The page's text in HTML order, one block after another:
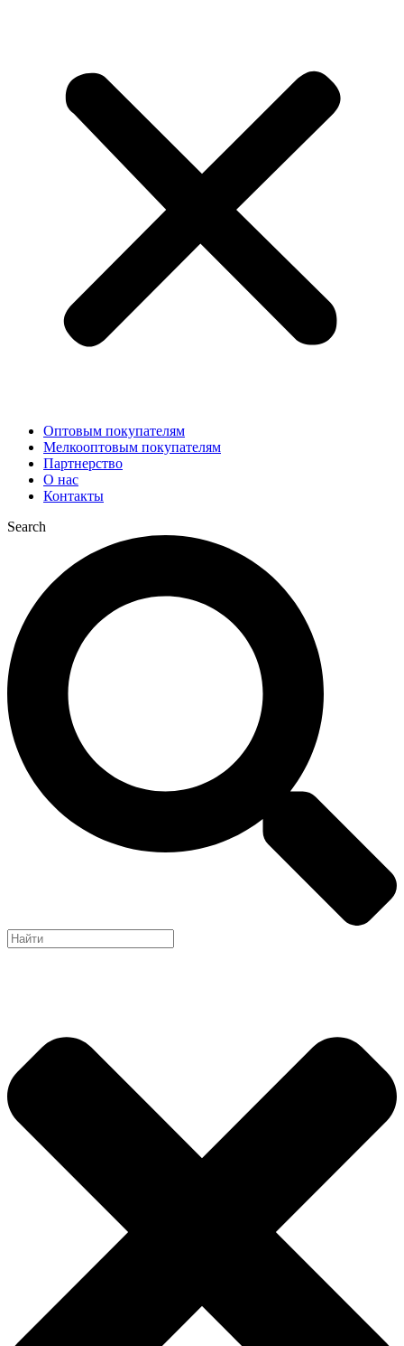
Оптовым покупателям
Мелкооптовым покупателям
Партнерство
О нас
Контакты
Search